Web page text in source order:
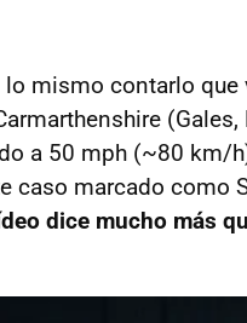
lo mismo contarlo
a 50 mph (~80 km/
caso marcado como
dice mucho más